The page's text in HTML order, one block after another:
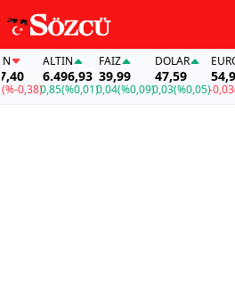
ALTIN
6.496,93
0,85(%0,01)
FAİZ
39,99
0,04(%0,09)
DOLAR
47,59
0,03(%0,05)
EURO
54,97
-0,03